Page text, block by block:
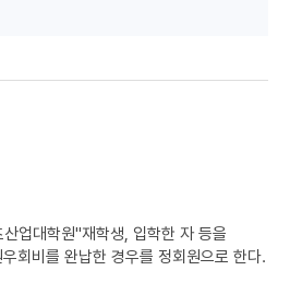
업대학원"재학생, 입학한 자 등을
회비를 완납한 경우를 정회원으로 한다.